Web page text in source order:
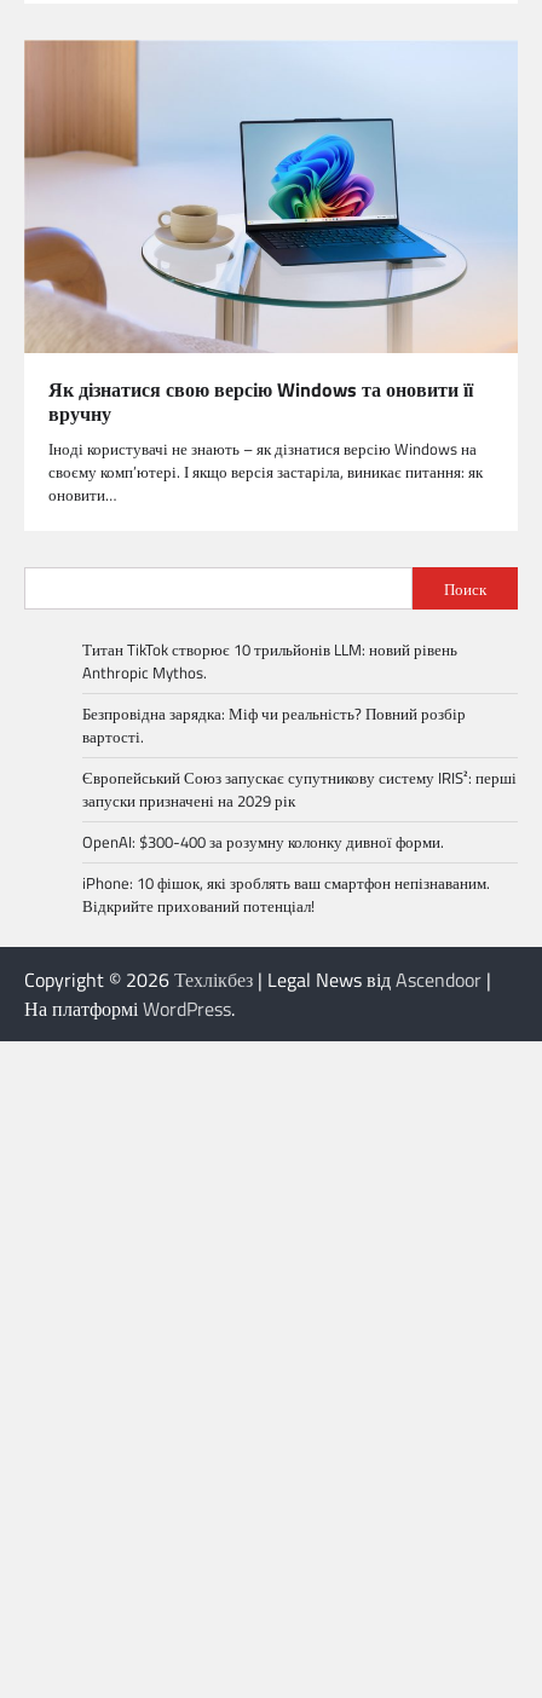
Як дізнатися свою версію Windows та оновити її
вручну
Іноді користувачі не знають – як дізнатися версію Windows на
своєму комп’ютері. І якщо версія застаріла, виникає питання: як
оновити…
Поиск
Титан TikTok створює 10 трильйонів LLM: новий рівень
Anthropic Mythos.
Безпровідна зарядка: Міф чи реальність? Повний розбір
вартості.
Європейський Союз запускає супутникову систему IRIS²: перші
запуски призначені на 2029 рік
OpenAI: $300-400 за розумну колонку дивної форми.
iPhone: 10 фішок, які зроблять ваш смартфон непізнаваним.
Відкрийте прихований потенціал!
Copyright © 2026Техлікбез | Legal News відAscendoor |
На платформіWordPress.